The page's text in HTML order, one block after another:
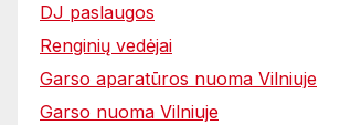
DJ paslaugos
Renginių vedėjai
Garso aparatūros nuoma Vilniuje
Garso nuoma Vilniuje